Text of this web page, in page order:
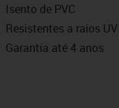
Isento de PVC
Resistentes a raios UV
Garantia até 4 anos